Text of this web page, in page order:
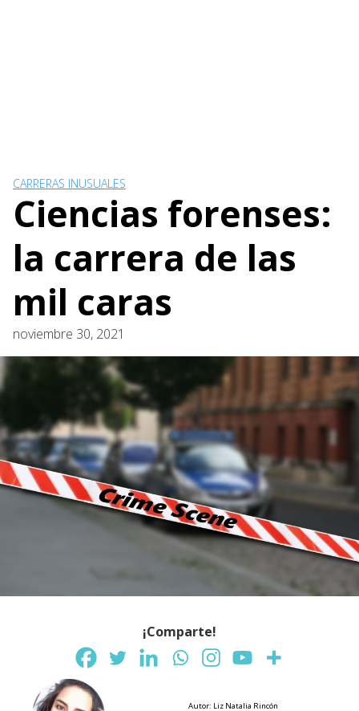
CARRERAS INUSUALES
Ciencias forenses:
la carrera de las
mil caras
noviembre 30, 2021
¡Comparte!
Autor: Liz Natalia Rincón